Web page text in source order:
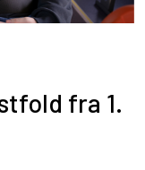
fra 1.